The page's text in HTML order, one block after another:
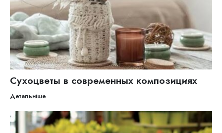
Сухоцветы в современных композициях
Детальніше